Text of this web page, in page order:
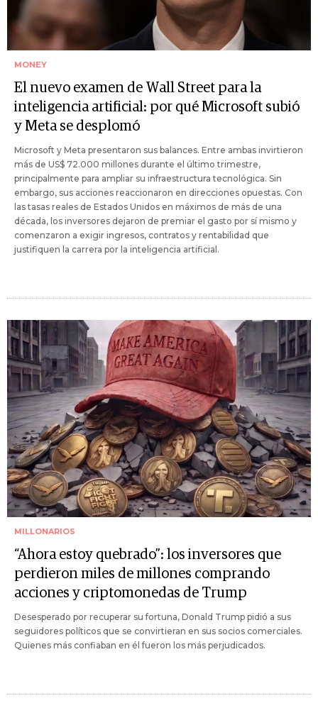
MONEY
El nuevo examen de Wall Street para la
inteligencia artificial: por qué Microsoft subió
y Meta se desplomó
Microsoft y Meta presentaron sus balances. Entre ambas invirtieron
más de US$ 72.000 millones durante el último trimestre,
principalmente para ampliar su infraestructura tecnológica. Sin
embargo, sus acciones reaccionaron en direcciones opuestas. Con
las tasas reales de Estados Unidos en máximos de más de una
década, los inversores dejaron de premiar el gasto por sí mismo y
comenzaron a exigir ingresos, contratos y rentabilidad que
justifiquen la carrera por la inteligencia artificial.
MILLONARIOS
“Ahora estoy quebrado”: los inversores que
perdieron miles de millones comprando
acciones y criptomonedas de Trump
Desesperado por recuperar su fortuna, Donald Trump pidió a sus
seguidores políticos que se convirtieran en sus socios comerciales.
Quienes más confiaban en él fueron los más perjudicados.